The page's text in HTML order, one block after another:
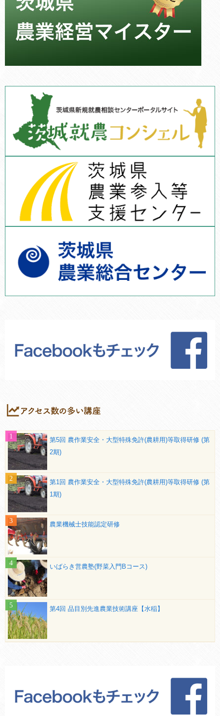
第5回 農作業安全・大型特殊免許(農耕用)等取得研修 (第
2期)
第1回 農作業安全・大型特殊免許(農耕用)等取得研修 (第
1期)
農業機械士技能認定研修
いばらき営農塾(野菜入門Bコース)
第4回 品目別先進農業技術講座【水稲】